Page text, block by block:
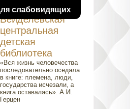
слабовидящих
Вейделевская
центральная
детская
библиотека
«Вся жизнь человечества
последовательно оседала
в книге: племена, люди,
государства исчезали, а
книга оставалась». А.И.
Герцен